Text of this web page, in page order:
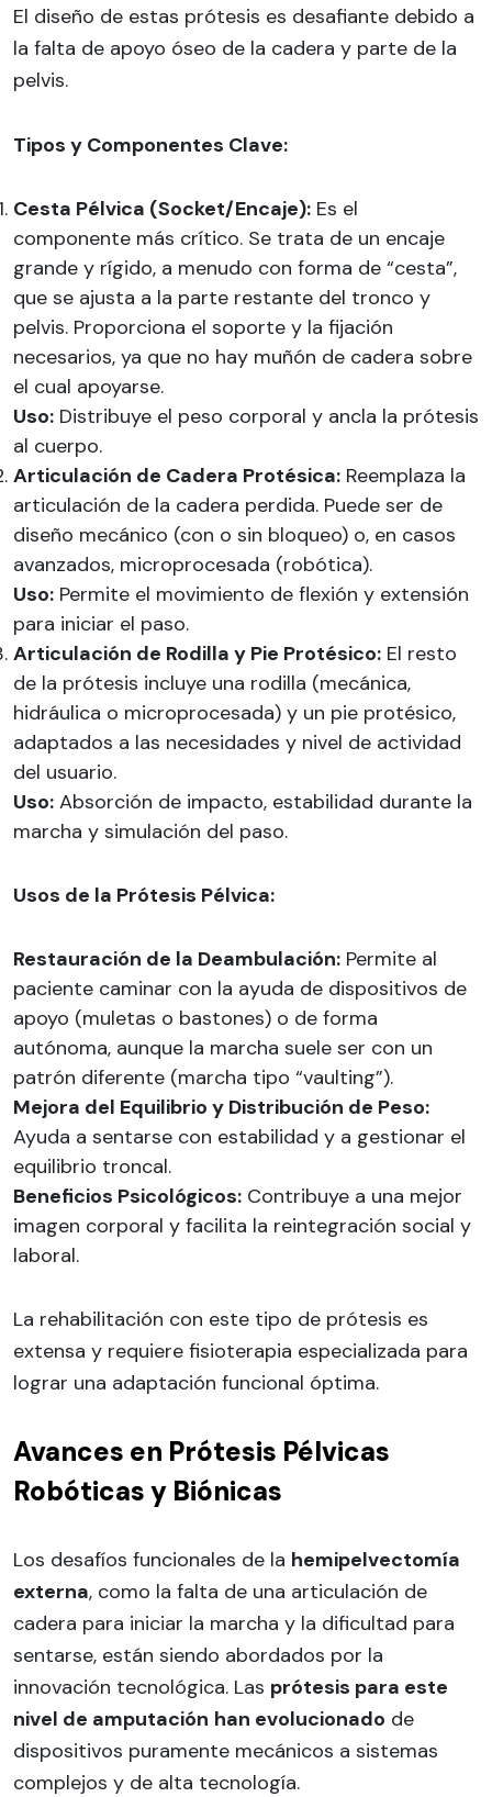
El diseño de estas prótesis es desafiante debido a
la falta de apoyo óseo de la cadera y parte de la
pelvis.
Tipos y Componentes Clave:
Cesta Pélvica (Socket/Encaje): Es el
componente más crítico. Se trata de un encaje
grande y rígido, a menudo con forma de “cesta”,
que se ajusta a la parte restante del tronco y
pelvis. Proporciona el soporte y la fijación
necesarios, ya que no hay muñón de cadera sobre
el cual apoyarse.
Uso: Distribuye el peso corporal y ancla la prótesis
al cuerpo.
Articulación de Cadera Protésica: Reemplaza la
articulación de la cadera perdida. Puede ser de
diseño mecánico (con o sin bloqueo) o, en casos
avanzados, microprocesada (robótica).
Uso: Permite el movimiento de flexión y extensión
para iniciar el paso.
Articulación de Rodilla y Pie Protésico: El resto
de la prótesis incluye una rodilla (mecánica,
hidráulica o microprocesada) y un pie protésico,
adaptados a las necesidades y nivel de actividad
del usuario.
Uso: Absorción de impacto, estabilidad durante la
marcha y simulación del paso.
Usos de la Prótesis Pélvica:
Restauración de la Deambulación: Permite al
paciente caminar con la ayuda de dispositivos de
apoyo (muletas o bastones) o de forma
autónoma, aunque la marcha suele ser con un
patrón diferente (marcha tipo “vaulting”).
Mejora del Equilibrio y Distribución de Peso:
Ayuda a sentarse con estabilidad y a gestionar el
equilibrio troncal.
Beneficios Psicológicos: Contribuye a una mejor
imagen corporal y facilita la reintegración social y
laboral.
La rehabilitación con este tipo de prótesis es
extensa y requiere fisioterapia especializada para
lograr una adaptación funcional óptima.
Avances en Prótesis Pélvicas
Robóticas y Biónicas
Los desafíos funcionales de la hemipelvectomía
externa, como la falta de una articulación de
cadera para iniciar la marcha y la dificultad para
sentarse, están siendo abordados por la
innovación tecnológica. Las prótesis para este
nivel de amputación han evolucionado de
dispositivos puramente mecánicos a sistemas
complejos y de alta tecnología.